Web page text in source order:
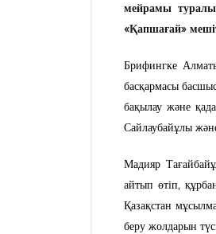
мейрамы
«Қапшағай»
Брифингке
басқармасы
бақылау және
Сайлаубайұлы
Мадияр
айтып өтіп,
Қазақстан
беру жолдарын